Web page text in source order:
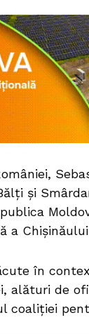
și
a
în
alături de
coaliției